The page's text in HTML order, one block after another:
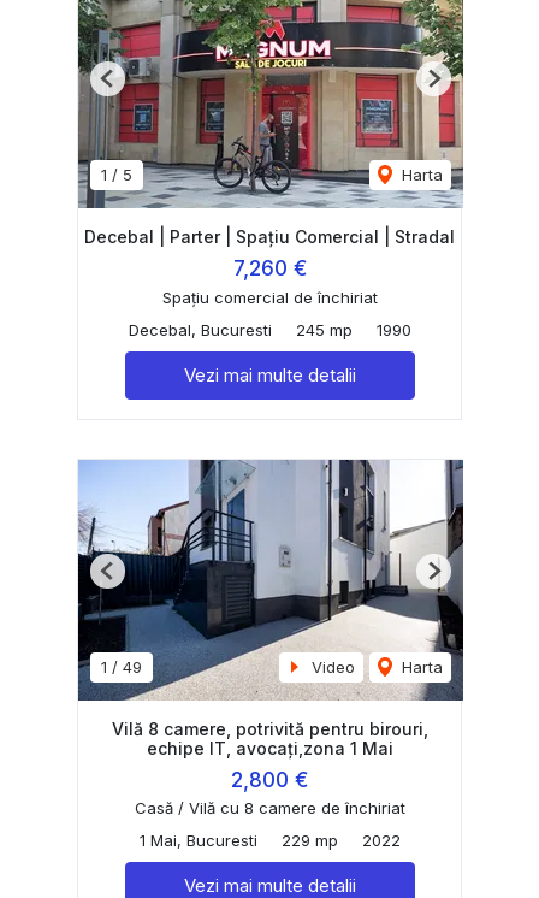
1 / 5 Harta
Previous Next
Decebal | Parter | Spațiu Comercial | Stradal
7,260 €
Spațiu comercial de închiriat
Decebal, Bucuresti
245 mp 1990
Vezi mai multe detalii
1 / 49 Video Harta
Previous Next
Vilă 8 camere, potrivită pentru birouri,
echipe IT, avocați,zona 1 Mai
2,800 €
Casă / Vilă cu 8 camere de închiriat
1 Mai, Bucuresti
229 mp 2022
Vezi mai multe detalii